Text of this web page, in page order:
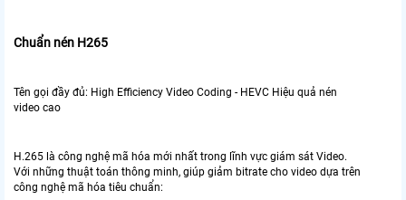
Chuẩn nén H265
Tên gọi đầy đủ: High Efficiency Video Coding - HEVC Hiệu quả nén
video cao
H.265 là công nghệ mã hóa mới nhất trong lĩnh vực giám sát Video.
Với những thuật toán thông minh, giúp giảm bitrate cho video dựa trên
công nghệ mã hóa tiêu chuẩn: